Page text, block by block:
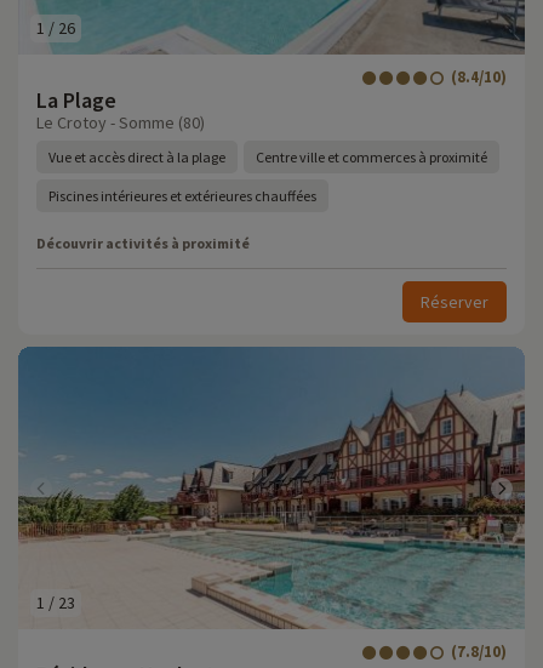
1 / 26
La Plage
(8.4/10)
Le Crotoy - Somme (80)
Vue et accès direct à la plage Centre ville et commerces à proximité
Piscines intérieures et extérieures chauffées
Découvrir activités à proximité
Réserver
1 / 23
(7.8/10)